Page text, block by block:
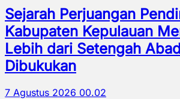
Sejarah Perjuangan
Kabupaten Kepulauan
Lebih dari Setengah
Dibukukan
7 Agustus 2026 00.02